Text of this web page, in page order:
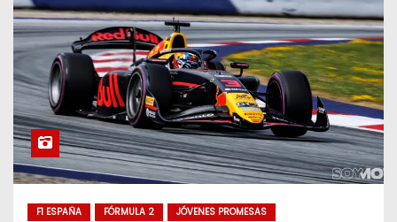
F1 ESPAÑA FÓRMULA 2 JÓVENES PROMESAS